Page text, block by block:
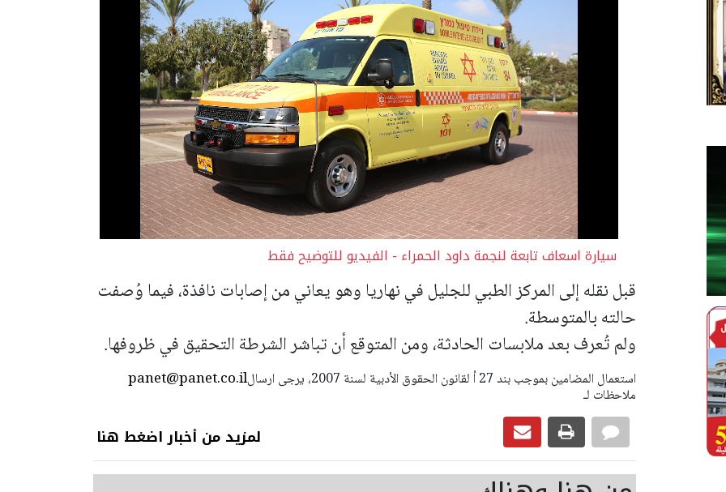
سيارة اسعاف تابعة لنجمة داود الحمراء - الفيديو للتوضيح فقط
قبل نقله إلى المركز الطبي للجليل في نهاريا وهو يعاني من إصابات نافذة، فيما وُصفت
حالته بالمتوسطة.
ولم تُعرف بعد ملابسات الحادثة، ومن المتوقع أن تباشر الشرطة التحقيق في ظروفها.
panet@panet.co.ilاستعمال المضامين بموجب بند 27 أ لقانون الحقوق الأدبية لسنة 2007، يرجى ارسال
ملاحظات لـ
لمزيد من أخبار اضغط هنا